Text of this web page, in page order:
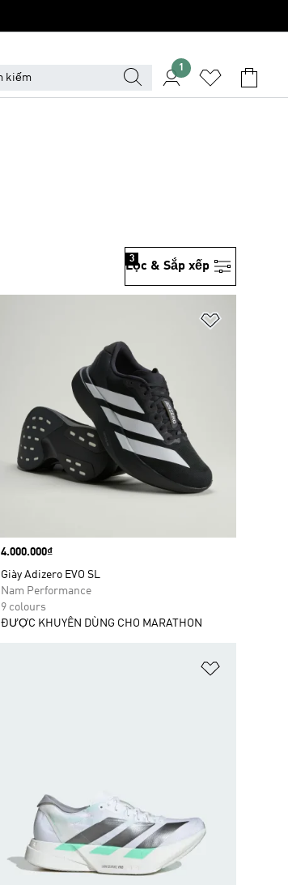
1
Lọc & Sắp xếp
3
Price
4.000.000₫
Giày Adizero EVO SL
Nam Performance
9 colours
ĐƯỢC KHUYÊN DÙNG CHO MARATHON